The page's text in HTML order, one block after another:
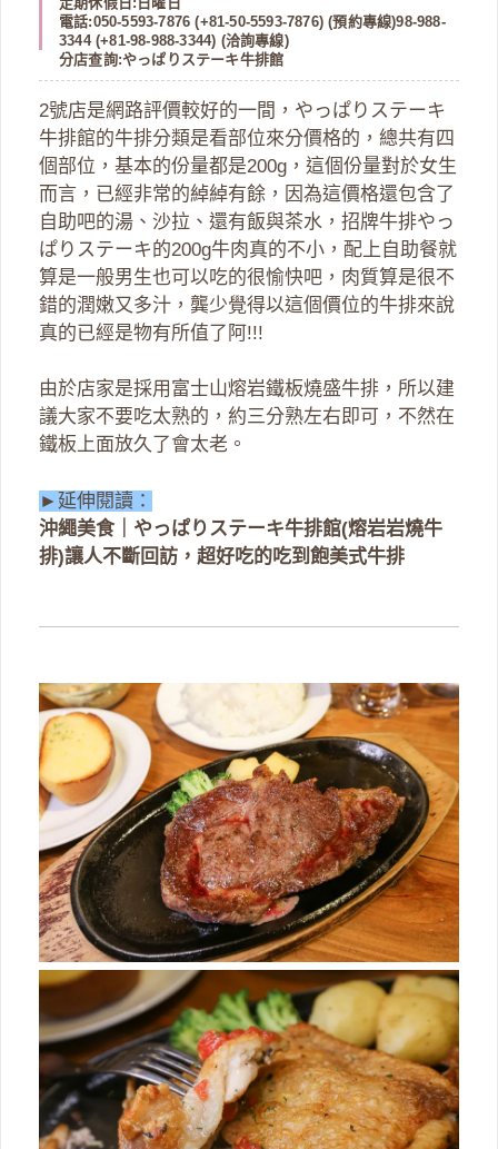
電話:050-5593-7876 (+81-50-5593-7876) (預約專線)98-988-
3344 (+81-98-988-3344) (洽詢專線)
分店查詢:やっぱりステーキ牛排館
2號店是網路評價較好的一間，やっぱりステーキ
牛排館的牛排分類是看部位來分價格的，總共有四
個部位，基本的份量都是200g，這個份量對於女生
而言，已經非常的綽綽有餘，因為這價格還包含了
自助吧的湯、沙拉、還有飯與茶水，招牌牛排やっ
ぱりステーキ的200g牛肉真的不小，配上自助餐就
算是一般男生也可以吃的很愉快吧，肉質算是很不
錯的潤嫩又多汁，龔少覺得以這個價位的牛排來說
真的已經是物有所值了阿!!!
由於店家是採用富士山熔岩鐵板燒盛牛排，所以建
議大家不要吃太熟的，約三分熟左右即可，不然在
鐵板上面放久了會太老。
►延伸閱讀：
沖繩美食｜やっぱりステーキ牛排館(熔岩岩燒牛
排)讓人不斷回訪，超好吃的吃到飽美式牛排